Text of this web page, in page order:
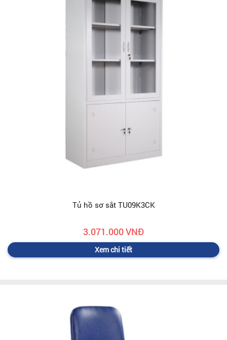
Tủ hồ sơ sắt TU09K3CK
3.071.000 VNĐ
Xem chi tiết